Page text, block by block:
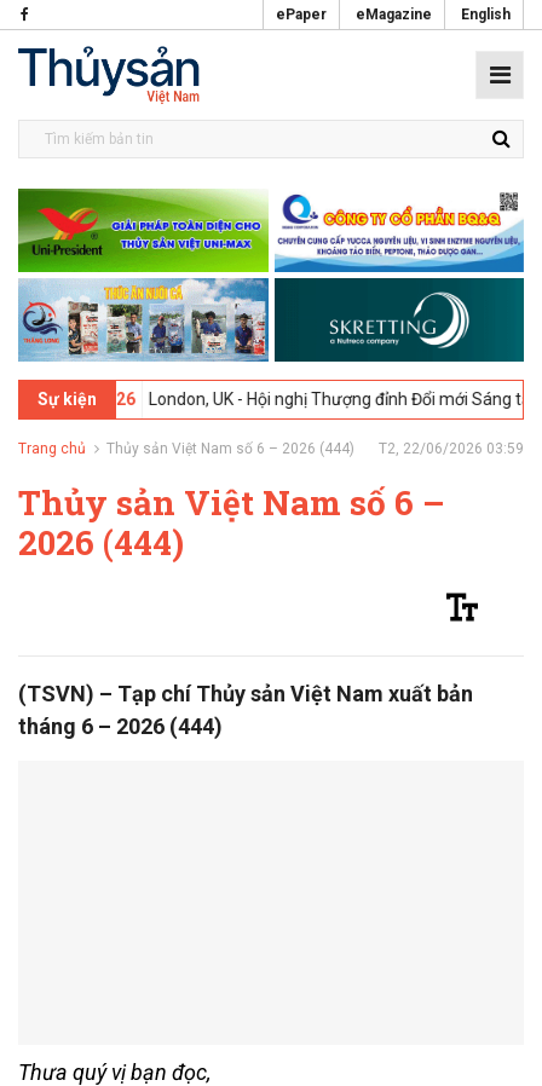
ePaper eMagazine English
Sự kiện
2026 London, UK - Hội nghị Thượng đỉnh Đổi mới Sáng tạo trong
Trang chủ Thủy sản Việt Nam số 6 – 2026 (444) T2, 22/06/2026 03:59
Thủy sản Việt Nam số 6 –
2026 (444)
(TSVN) – Tạp chí Thủy sản Việt Nam xuất bản
tháng 6 – 2026 (444)
Thưa quý vị bạn đọc,